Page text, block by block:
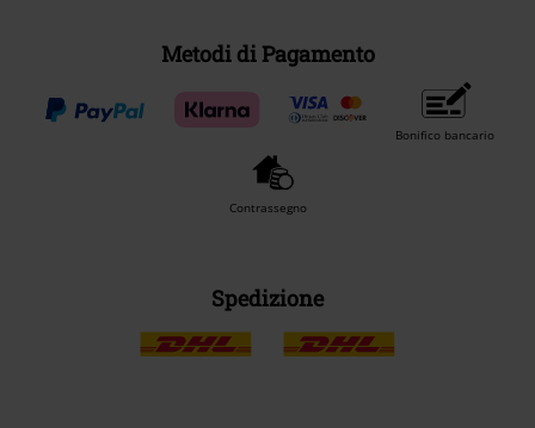
Metodi di Pagamento
Bonifico bancario
Contrassegno
Spedizione